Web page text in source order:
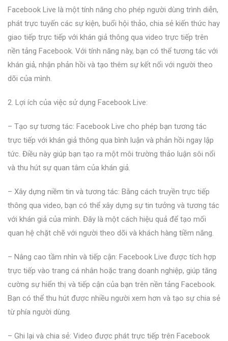
Facebook Live là một tính năng cho phép người dùng trình diễn,
phát trực tuyến các sự kiện, buổi hội thảo, chia sẻ kiến thức hay
giao tiếp trực tiếp với khán giả thông qua video trực tiếp trên
nền tảng Facebook. Với tính năng này, bạn có thể tương tác với
khán giả, nhận phản hồi và tạo thêm sự kết nối với người theo
dõi của mình.
2. Lợi ích của việc sử dụng Facebook Live:
– Tạo sự tương tác: Facebook Live cho phép bạn tương tác
trực tiếp với khán giả thông qua bình luận và phản hồi ngay lập
tức. Điều này giúp bạn tạo ra một môi trường thảo luận sôi nổi
và thu hút sự quan tâm của khán giả.
– Xây dựng niềm tin và tương tác: Bằng cách truyền trực tiếp
thông qua video, bạn có thể xây dựng sự tin tưởng và tương tác
với khán giả của mình. Đây là một cách hiệu quả để tạo mối
quan hệ chặt chẽ với người theo dõi và khách hàng tiềm năng.
– Nâng cao tầm nhìn và tiếp cận: Facebook Live được tích hợp
trực tiếp vào trang cá nhân hoặc trang doanh nghiệp, giúp tăng
cường sự hiển thị và tiếp cận của bạn trên nền tảng Facebook.
Bạn có thể thu hút được nhiều người xem hơn và tạo sự chia sẻ
từ phía người dùng.
– Ghi lại và chia sẻ: Video được phát trực tiếp trên Facebook